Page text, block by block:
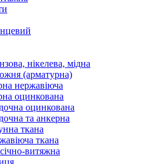
нікелева, мідна
(арматурна)
нержавіюча
оцинкована
оцинкована
та анкерна
ткана
ткана
витяжна